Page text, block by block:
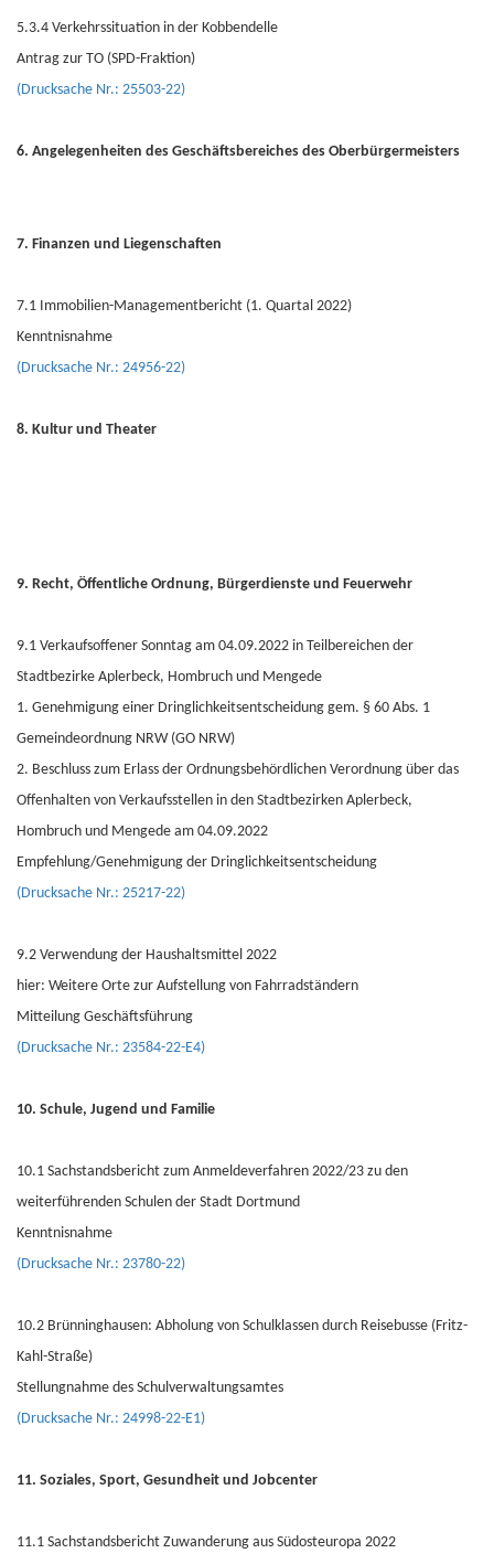
5.3.4 Verkehrssituation in der Kobbendelle
Antrag zur TO (SPD-Fraktion)
(Drucksache Nr.: 25503-22)
6. Angelegenheiten des Geschäftsbereiches des Oberbürgermeisters
7. Finanzen und Liegenschaften
7.1 Immobilien-Managementbericht (1. Quartal 2022)
Kenntnisnahme
(Drucksache Nr.: 24956-22)
8. Kultur und Theater
9. Recht, Öffentliche Ordnung, Bürgerdienste und Feuerwehr
9.1 Verkaufsoffener Sonntag am 04.09.2022 in Teilbereichen der
Stadtbezirke Aplerbeck, Hombruch und Mengede
1. Genehmigung einer Dringlichkeitsentscheidung gem. § 60 Abs. 1
Gemeindeordnung NRW (GO NRW)
2. Beschluss zum Erlass der Ordnungsbehördlichen Verordnung über das
Offenhalten von Verkaufsstellen in den Stadtbezirken Aplerbeck,
Hombruch und Mengede am 04.09.2022
Empfehlung/Genehmigung der Dringlichkeitsentscheidung
(Drucksache Nr.: 25217-22)
9.2 Verwendung der Haushaltsmittel 2022
hier: Weitere Orte zur Aufstellung von Fahrradständern
Mitteilung Geschäftsführung
(Drucksache Nr.: 23584-22-E4)
10. Schule, Jugend und Familie
10.1 Sachstandsbericht zum Anmeldeverfahren 2022/23 zu den
weiterführenden Schulen der Stadt Dortmund
Kenntnisnahme
(Drucksache Nr.: 23780-22)
10.2 Brünninghausen: Abholung von Schulklassen durch Reisebusse (Fritz-
Kahl-Straße)
Stellungnahme des Schulverwaltungsamtes
(Drucksache Nr.: 24998-22-E1)
11. Soziales, Sport, Gesundheit und Jobcenter
11.1 Sachstandsbericht Zuwanderung aus Südosteuropa 2022